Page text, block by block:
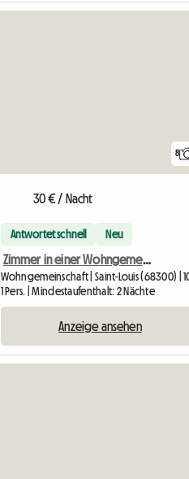
8
30 € / Nacht
Antwortet schnell Neu
Zimmer in einer Wohngemeinschaft in der Nähe des Stadtzentrums
1 Pers. | Mindestaufenthalt: 2 Nächte
Anzeige ansehen